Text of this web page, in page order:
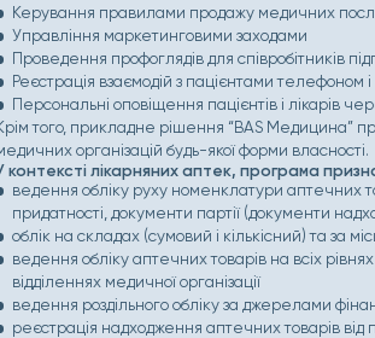
Керування правилами продажу медичних
Управління маркетинговими заходами
Проведення профоглядів для співробітників
Реєстрація взаємодій з пацієнтами
Персональні оповіщення пацієнтів і лікарів
того, прикладне рішення “BAS Медицина”
організацій будь-якої форми власності.
контексті лікарняних аптек, програма
ведення обліку руху номенклатури аптечних
придатності, документи партії (документи
облік на складах (сумовий і кількісний) та за
ведення обліку аптечних товарів на всіх
відділеннях медичної організації
ведення роздільного обліку за джерелами
реєстрація надходження аптечних товарів